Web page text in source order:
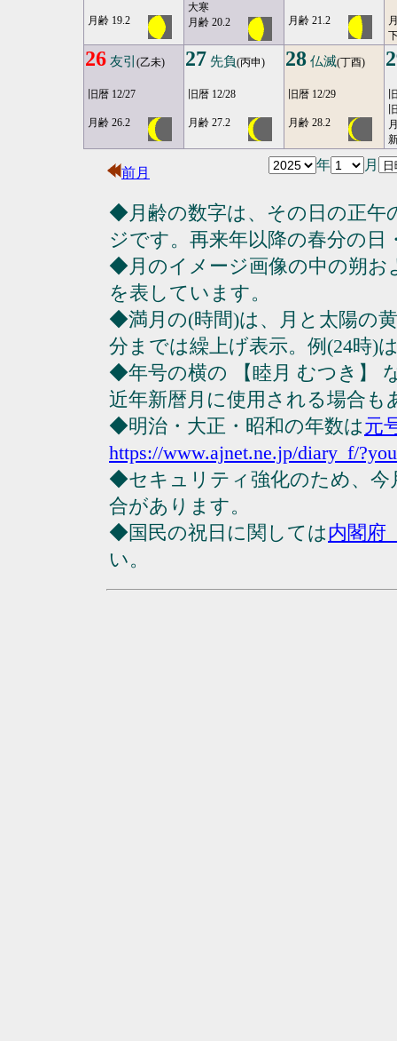
月齢 19.2
大寒
月齢 20.2
月齢 21.2
26 友引 (乙未)
旧暦 12/27
月齢 26.2
27 先負(丙申)
旧暦 12/28
月齢 27.2
28 仏滅(丁酉)
旧暦 12/29
月齢 28.2
前月
年 月
◆月齢の数字は、その日の正午
ジです。再来年以降の春分の日
◆月のイメージ画像の中の朔
を表しています。
◆満月の(時間)は、月と太陽の
分までは繰上げ表示。例(24時)
◆年号の横の 【睦月 むつき】
近年新暦月に使用される場合も
◆明治・大正・昭和の年数は元
https://www.ajnet.ne.jp/diary_f/
◆セキュリティ強化のため、今
合があります。
◆国民の祝日に関しては内閣府
い。